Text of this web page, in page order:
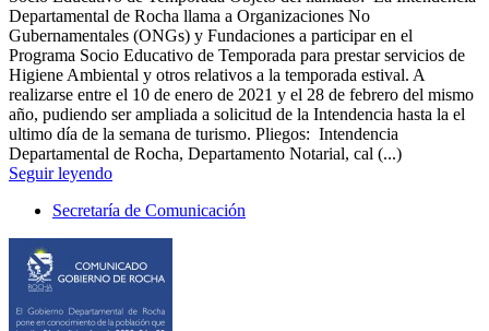
Departamental de Rocha llama a Organizaciones No
Gubernamentales (ONGs) y Fundaciones a participar en el
Programa Socio Educativo de Temporada para prestar servicios de
Higiene Ambiental y otros relativos a la temporada estival. A
realizarse entre el 10 de enero de 2021 y el 28 de febrero del mismo
año, pudiendo ser ampliada a solicitud de la Intendencia hasta la el
ultimo día de la semana de turismo. Pliegos: Intendencia
Departamental de Rocha, Departamento Notarial, cal (...)
Seguir leyendo
Secretaría de Comunicación